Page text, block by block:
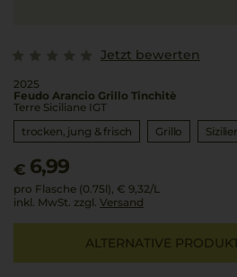
Jetzt bewerten
2025
Feudo Arancio Grillo Tinchitè
Terre Siciliane IGT
trocken, jung & frisch
Grillo
€ 6,99
pro Flasche (0.75l), € 9,32/L
inkl. MwSt. zzgl. Versand
ALTERNATIVE